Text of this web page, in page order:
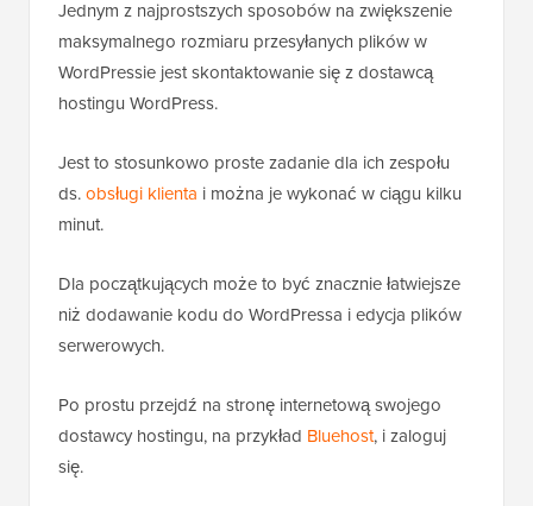
Jednym z najprostszych sposobów na zwiększenie
maksymalnego rozmiaru przesyłanych plików w
WordPressie jest skontaktowanie się z dostawcą
hostingu WordPress.
Jest to stosunkowo proste zadanie dla ich zespołu
ds.obsługi klienta i można je wykonać w ciągu kilku
minut.
Dla początkujących może to być znacznie łatwiejsze
niż dodawanie kodu do WordPressa i edycja plików
serwerowych.
Po prostu przejdź na stronę internetową swojego
dostawcy hostingu, na przykład Bluehost, i zaloguj
się.